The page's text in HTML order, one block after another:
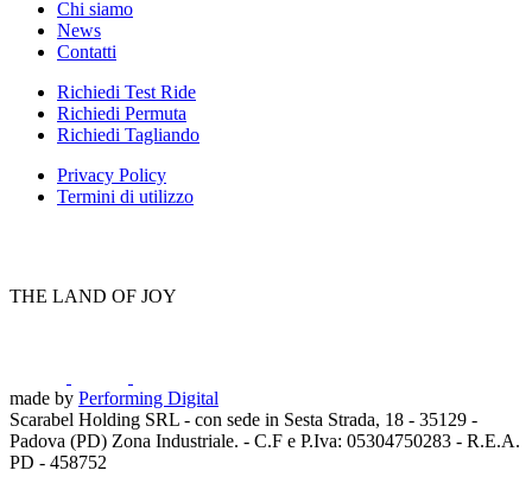
Chi siamo
News
Contatti
Richiedi Test Ride
Richiedi Permuta
Richiedi Tagliando
Privacy Policy
Termini di utilizzo
THE LAND OF JOY
made by Performing Digital
Scarabel Holding SRL - con sede in Sesta Strada, 18 - 35129 -
Padova (PD) Zona Industriale. - C.F e P.Iva: 05304750283 - R.E.A.
PD - 458752